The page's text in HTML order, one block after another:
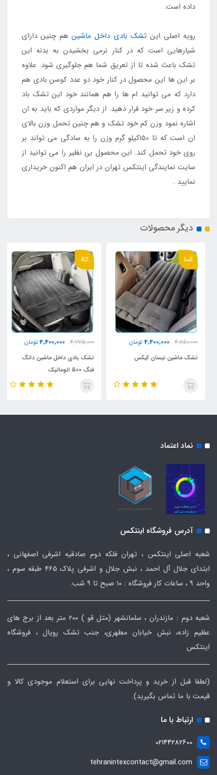
داده است.
رویه اصلی اینتشک بادی داخل ماشینهم چنین دارای
شیارهایی است که در کنار نرمی بخشیدن به بدنه این
تشک باعث شده تا از تعریق شما هم جلوگیری شود. علاوه
بر این ها این محصول در کنار خود دو عدد کوسن بادی هم
دارد که می توانید ام ها را هم همانند خود این تشک باد
کرده و زیر سر خود قرار دهید. از دیگر مواردی که باید به ان
اشاره نمود وزن کم خود تشک و هم چنین تحمل وزن بالای
ان است که تا 150کیلو گرم وزن را به سادگی می تواند بر
روی خود تحمل کند. این محصول بی نظیر را می توانید از
سایت نمایندگی اینتکس تهران در ایران هم اکنون خریداری
نمایید .
دیگر محصولات
10٪
4,850,000
4,400,000 تومان
تشک ماشین نیسان کیکس
8٪
4,775,000
4,400,000 تومان
تشک بادی داخل ماشین دانگ
فنگ 500 اتوماتیک
نماد اعتماد
آدرس فروشگاه اینتکس
شعبه اصلی اینتکس ، تهران فلکه دوم صادقیه اشرفی اصفهانی ،
ابتدای جلال آل احمد ، نبش جلال و اشرفی پلاک 465 طبقه سوم ،
واحد ۹ ، ساعات کار فروشگاه : ۱۰ صبح تا ۹ شب.
شعبه دوم : مازندران ، سلمانشهر (متل قو ) ۲۰۰ متر بعد از برج های
عظیم زاده، نبش خیابان مطهری، جنب تشک رویال ، فروشگاه
اینتکس
(لطفا قبل از خرید و پرداخت نهایی برای استعلام موجودی کالا و
قیمت با ما تماس بگیرید).
ارتباط با ما
02144282600
tehranintexcontact@gmail.com